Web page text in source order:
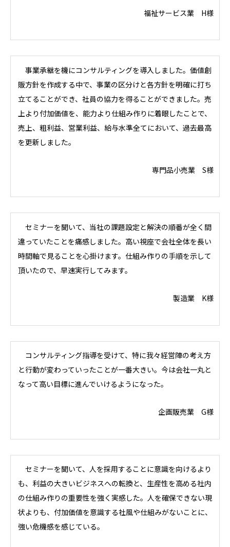
福祉サービス業 H様
事業承継を機にコンサルティングを導入しました。価値創
販方針を作成する中で、事業の区分けと各方針を明確に打ち
立てることができ、社員の協力を得ることができました。売
上より付加価値を、能力より仕組み作りに着眼したことで、
売上、粗利益、営業利益、給与水準全てにおいて、過去最高
を更新しました。
専門品小売業 S様
セミナーを聞いて、当社の課題設定と解決の順番が全く間
違っていたことを痛感しました。高い視座で会社全体を長い
時間軸で見ることを心掛けます。仕組み作りの手順を示して
頂いたので、早速実行してみます。
製造業 K様
コンサルティング指導を受けて、特に我々経営陣の考え方
と行動が変わっていったことが一番大きい。今は会社一丸と
なって高い目標に進んでいけるようになった。
企画販売業 G様
セミナーを聞いて、人を採用することに意識を向けるより
も、利益の大きいビジネスへの転換と、生産性を高める社内
の仕組み作りの重要性を強く実感した。人を確保できない現
状よりも、付加価値を意識する社風や仕組みがないことに、
強い危機感を感じている。